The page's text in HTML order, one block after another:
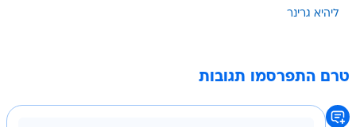
ליהיא גרינר
טרם התפרסמו תגובות